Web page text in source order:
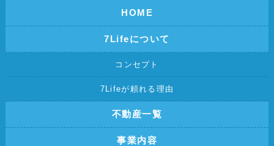
HOME
7Lifeについて
コンセプト
7Lifeが頼れる理由
不動産一覧
事業内容